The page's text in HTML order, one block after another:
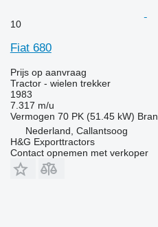
10
Fiat 680
Prijs op aanvraag
Tractor - wielen trekker
1983
7.317 m/u
Vermogen 70 PK (51.45 kW)
Nederland, Callantsoog
H&G Exporttractors
Contact opnemen met verkoper